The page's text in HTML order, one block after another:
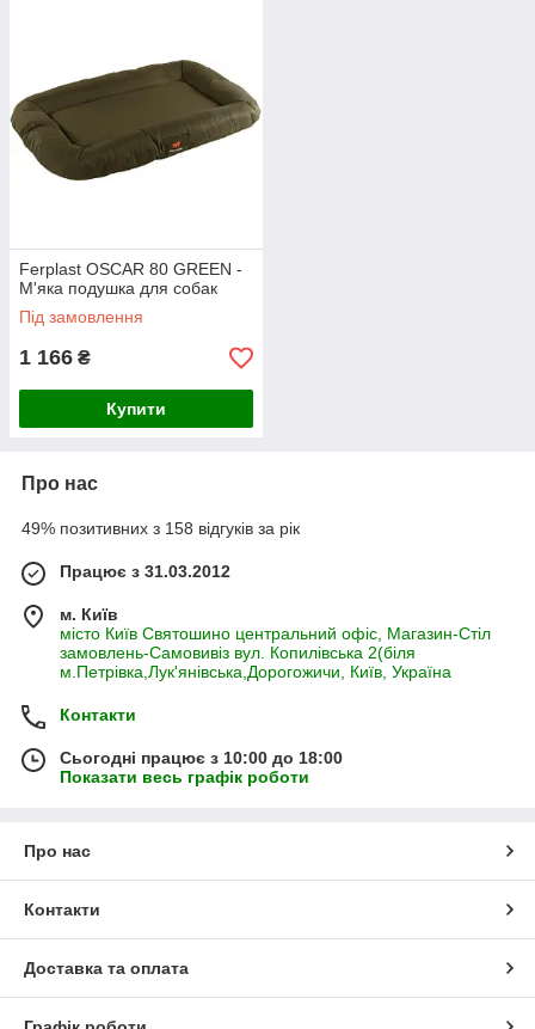
Ferplast OSCAR 80 GREEN -
М'яка подушка для собак
Під замовлення
1 166 ₴
Купити
Про нас
49% позитивних з 158 відгуків за рік
Працює з 31.03.2012
м. Київ
місто Київ Святошино центральний офіс, Магазин-Стіл
замовлень-Самовивіз вул. Копилівська 2(біля
м.Петрівка,Лук'янівська,Дорогожичи, Київ, Україна
Контакти
Сьогодні працює з 10:00 до 18:00
Показати весь графік роботи
Про нас
Контакти
Доставка та оплата